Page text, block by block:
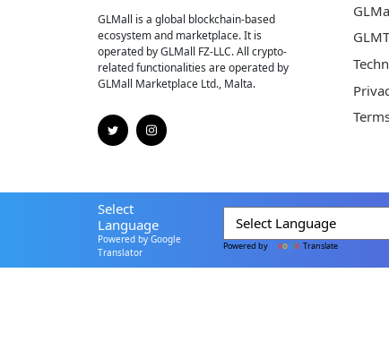
GLMall is a global blockchain-based
ecosystem and marketplace. It is
operated by GLMall FZ-LLC. All crypto-
related functionalities are operated by
GLMall Marketplace Ltd., Malta.
GLMT
Select
Language
Powered by Google
Translator
Powered by Translate